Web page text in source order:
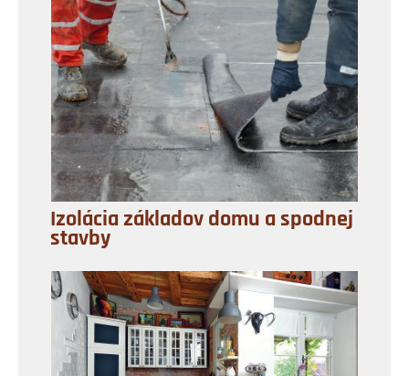
Izolácia základov domu a spodnej
stavby